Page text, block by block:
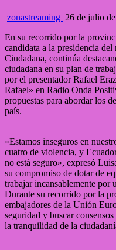
zonastreaming 26 de julio
En su recorrido por la
candidata a la presidencia
Ciudadana, continúa
ciudadana en su plan de
por el presentador Rafael
Rafael» en Radio Onda
propuestas para abordar los
país.
«Estamos inseguros en
cuatro de violencia, y
no está seguro», expresó
su compromiso de dotar de
trabajar incansablemente por
Durante su recorrido por la
embajadores de la Unión
seguridad y buscar
la tranquilidad de la